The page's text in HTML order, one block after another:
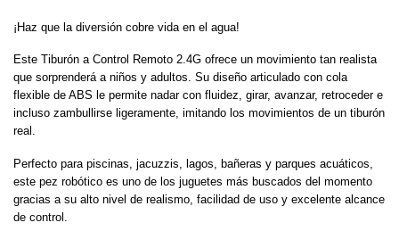
¡Haz que la diversión cobre vida en el agua!
Este Tiburón a Control Remoto 2.4G ofrece un movimiento tan realista
que sorprenderá a niños y adultos. Su diseño articulado con cola
flexible de ABS le permite nadar con fluidez, girar, avanzar, retroceder e
incluso zambullirse ligeramente, imitando los movimientos de un tiburón
real.
Perfecto para piscinas, jacuzzis, lagos, bañeras y parques acuáticos,
este pez robótico es uno de los juguetes más buscados del momento
gracias a su alto nivel de realismo, facilidad de uso y excelente alcance
de control.